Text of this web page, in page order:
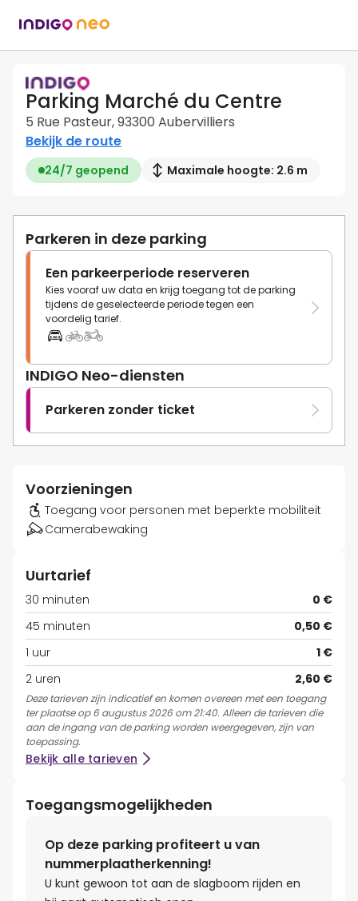
Parking Marché du Centre
5 Rue Pasteur, 93300 Aubervilliers
Bekijk de route
24/7 geopend Maximale hoogte: 2.6 m
Parkeren in deze parking
Een parkeerperiode reserveren
Kies vooraf uw data en krijg toegang tot de parking
tijdens de geselecteerde periode tegen een
voordelig tarief.
INDIGO Neo-diensten
Parkeren zonder ticket
Voorzieningen
Toegang voor personen met beperkte mobiliteit
Camerabewaking
Uurtarief
30 minuten
0 €
45 minuten
0,50 €
1 uur
1 €
2 uren
2,60 €
Deze tarieven zijn indicatief en komen overeen met een toegang
ter plaatse op 6 augustus 2026 om 21:40. Alleen de tarieven die
aan de ingang van de parking worden weergegeven, zijn van
toepassing.
Bekijk alle tarieven
Toegangsmogelijkheden
Op deze parking profiteert u van
nummerplaatherkenning!
U kunt gewoon tot aan de slagboom rijden en